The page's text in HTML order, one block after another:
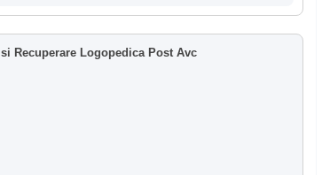
Recuperare Logopedica Post Avc